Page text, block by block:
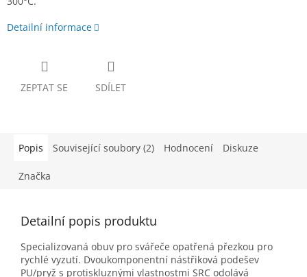
Detailní informace
ZEPTAT SE SDÍLET
Popis Související soubory (2) Hodnocení Diskuze
Značka
Detailní popis produktu
Specializovaná obuv pro svářeče opatřená přezkou pro
rychlé vyzutí. Dvoukomponentní nástřiková podešev
PU/pryž s protiskluznými vlastnostmi SRC odolává